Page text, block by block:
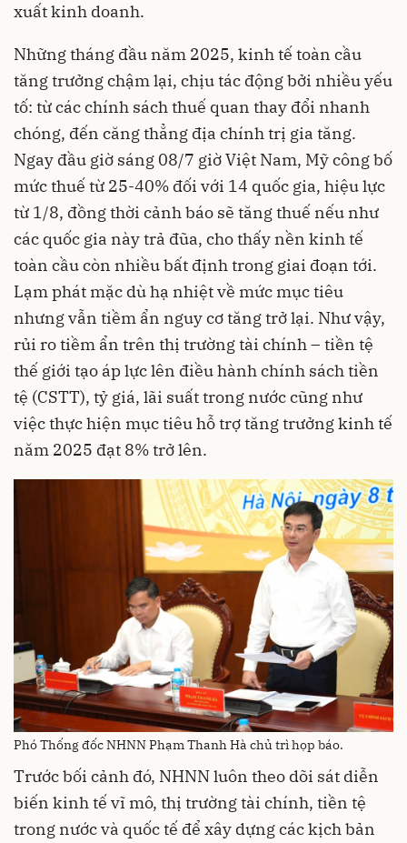
xuất kinh doanh.
Những tháng đầu năm 2025, kinh tế toàn cầu
tăng trưởng chậm lại, chịu tác động bởi nhiều yếu
tố: từ các chính sách thuế quan thay đổi nhanh
chóng, đến căng thẳng địa chính trị gia tăng.
Ngay đầu giờ sáng 08/7 giờ Việt Nam, Mỹ công bố
mức thuế từ 25-40% đối với 14 quốc gia, hiệu lực
từ 1/8, đồng thời cảnh báo sẽ tăng thuế nếu như
các quốc gia này trả đũa, cho thấy nền kinh tế
toàn cầu còn nhiều bất định trong giai đoạn tới.
Lạm phát mặc dù hạ nhiệt về mức mục tiêu
nhưng vẫn tiềm ẩn nguy cơ tăng trở lại. Như vậy,
rủi ro tiềm ẩn trên thị trường tài chính – tiền tệ
thế giới tạo áp lực lên điều hành chính sách tiền
tệ (CSTT), tỷ giá, lãi suất trong nước cũng như
việc thực hiện mục tiêu hỗ trợ tăng trưởng kinh tế
năm 2025 đạt 8% trở lên.
Phó Thống đốc NHNN Phạm Thanh Hà chủ trì họp báo.
Trước bối cảnh đó, NHNN luôn theo dõi sát diễn
biến kinh tế vĩ mô, thị trường tài chính, tiền tệ
trong nước và quốc tế để xây dựng các kịch bản